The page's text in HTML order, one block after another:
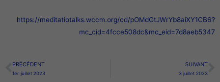
https://meditatiotalks.wccm.org/cd/pOMdGtJWrYb8aiXY1CB6?
mc_cid=4fcce508dc&mc_eid=7d8aeb5347
Précédent
PRÉCÉDENT
1er juillet 2023
SUIVANT
3 juillet 2023